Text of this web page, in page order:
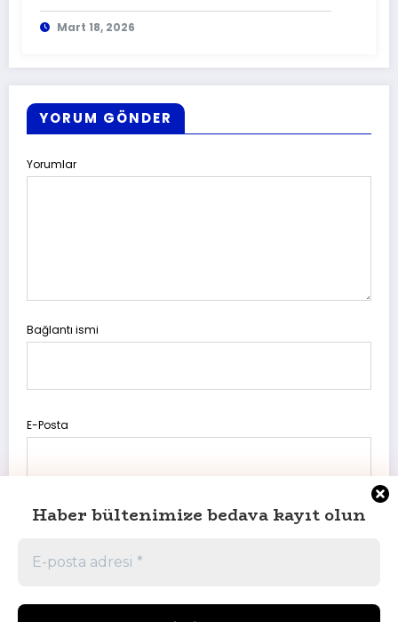
Haber bültenimize bedava kayıt olun
Mart 18, 2026
YORUM GÖNDER
Yorumlar
Bağlantı ismi
E-Posta